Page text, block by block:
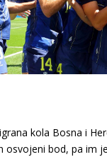
kola Bosna i
osvojeni bod, pa im